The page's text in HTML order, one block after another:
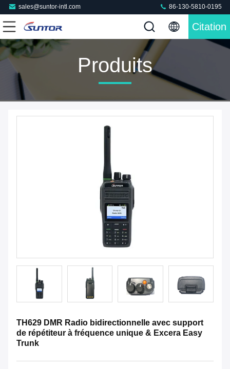
sales@suntor-intl.com 86-130-5810-0195
Citation
Produits
TH629 DMR Radio bidirectionnelle avec support
de répétiteur à fréquence unique & Excera Easy
Trunk